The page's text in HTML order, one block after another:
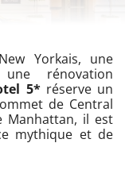
Yorkais, une
rénovation
5*réserve un
de Central
Manhattan, il est
mythique et de